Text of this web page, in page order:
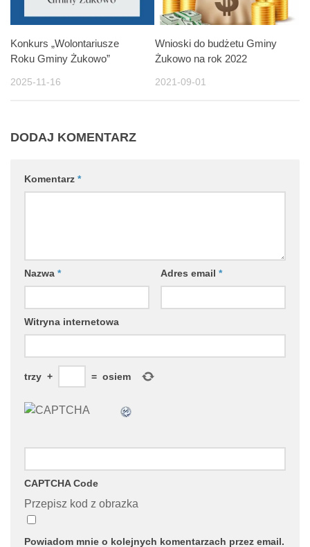
Konkurs „Wolontariusze
Roku Gminy Żukowo”
2025-11-16
Wnioski do budżetu Gminy
Żukowo na rok 2022
2021-09-01
DODAJ KOMENTARZ
Komentarz *
Nazwa * Adres email *
Witryna internetowa
trzy + = osiem
CAPTCHA Code
Przepisz kod z obrazka
Powiadom mnie o kolejnych komentarzach przez email.